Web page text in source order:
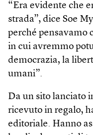
“Era evidente che
strada”, dice Soe
perché pensavamo
in cui avremmo
democrazia, la
umani”.
Da un sito lanciato
ricevuto in regalo,
editoriale. Hanno